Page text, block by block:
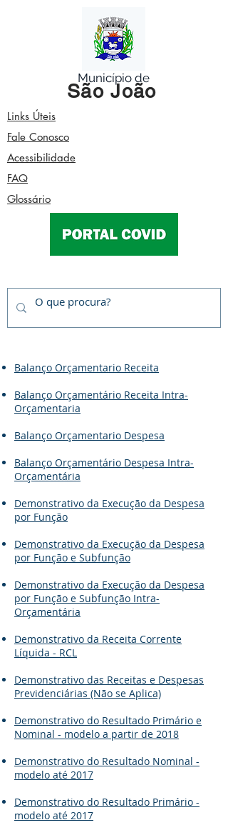
Município de
São João
Links Úteis
Fale Conosco
Acessibilidade
FAQ
Glossário
Balanço Orçamentario Receita
Balanço Orçamentário Receita Intra-
Orçamentaria
Balanço Orçamentario Despesa
Balanço Orçamentário Despesa Intra-
Orçamentária
Demonstrativo da Execução da Despesa
por Função
Demonstrativo da Execução da Despesa
por Função e Subfunção
Demonstrativo da Execução da Despesa
por Função e Subfunção Intra-
Orçamentária
Demonstrativo da Receita Corrente
Líquida - RCL
Demonstrativo das Receitas e Despesas
Previdenciárias (Não se Aplica)
Demonstrativo do Resultado Primário e
Nominal - modelo a partir de 2018
Demonstrativo do Resultado Nominal -
modelo até 2017
Demonstrativo do Resultado Primário -
modelo até 2017